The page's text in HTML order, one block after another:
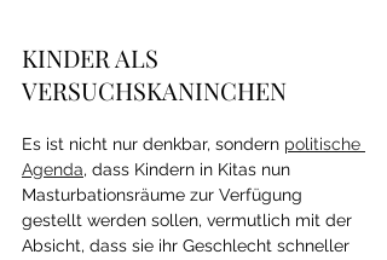
KINDER ALS
VERSUCHSKANINCHEN
Es ist nicht nur denkbar, sondern politische
Agenda, dass Kindern in Kitas nun
Masturbationsräume zur Verfügung
gestellt werden sollen, vermutlich mit der
Absicht, dass sie ihr Geschlecht schneller